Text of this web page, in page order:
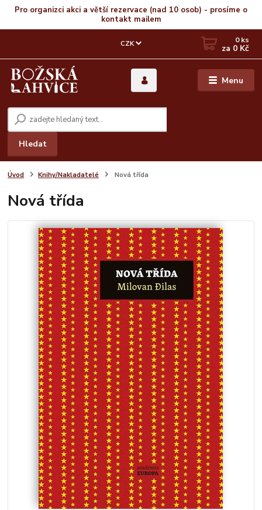
Pro organizci akci a větší rezervace (nad 10 osob) - prosíme o
kontakt mailem
Menu
CZK
Hledat
0ks
za 0 Kč
Úvod Knihy/Nakladatelé Nová třída
Nová třída